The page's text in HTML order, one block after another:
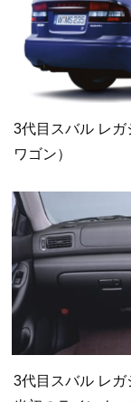
3代目スバル レ
ワゴン）
3代目スバル レガ